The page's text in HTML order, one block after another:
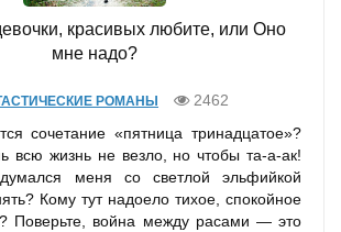
красивых любите, или Оно
мне надо?
РОМАНЫ
2462
сочетание «пятница тринадцатое»?
всю жизнь не везло, но чтобы та-а-ак!
меня со светлой эльфийкой
Кому тут надоело тихое, спокойное
Поверьте, война между расами — это